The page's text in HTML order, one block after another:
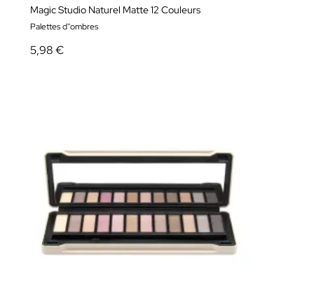
Magic Studio Naturel Matte 12 Couleurs
Palettes d''ombres
5,98 €